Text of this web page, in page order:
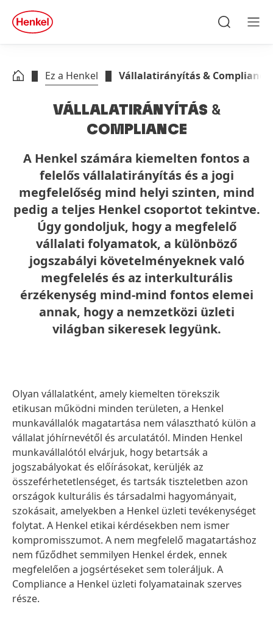
Skip to footer
quick
search
Ez a Henkel Vállalatirányítás & Compliance
VÁLLALATIRÁNYÍTÁS &
COMPLIANCE
A Henkel számára kiemelten fontos a
felelős vállalatirányítás és a jogi
megfelelőség mind helyi szinten, mind
pedig a teljes Henkel csoportot tekintve.
Úgy gondoljuk, hogy a megfelelő
vállalati folyamatok, a különböző
jogszabályi követelményeknek való
megfelelés és az interkulturális
érzékenység mind-mind fontos elemei
annak, hogy a nemzetközi üzleti
világban sikeresek legyünk.
Olyan vállalatként, amely kiemelten törekszik
etikusan működni minden területen, a Henkel
munkavállalók magatartása nem választható külön a
vállalat jóhírnevétől és arculatától. Minden Henkel
munkavállalótól elvárjuk, hogy betartsák a
jogszabályokat és előírásokat, kerüljék az
összeférhetetlenséget, és tartsák tiszteletben azon
országok kulturális és társadalmi hagyományait,
szokásait, amelyekben a Henkel üzleti tevékenységet
folytat. A Henkel etikai kérdésekben nem ismer
kompromisszumot. A nem megfelelő magatartáshoz
nem fűződhet semmilyen Henkel érdek, ennek
megfelelően a jogsértéseket sem toleráljuk. A
Compliance a Henkel üzleti folyamatainak szerves
része.